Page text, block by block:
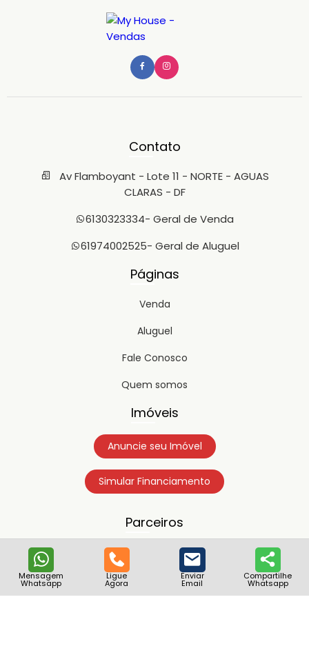
Mensagem
Whatsapp
Ligue
Agora
Enviar
Email
Compartilhe
Whatsapp
Contato
Av Flamboyant - Lote 11 - NORTE - AGUAS
CLARAS - DF
6130323334- Geral de Venda
61974002525- Geral de Aluguel
Páginas
Venda
Aluguel
Fale Conosco
Quem somos
Imóveis
Anuncie seu Imóvel
Simular Financiamento
Parceiros